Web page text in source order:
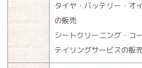
タイヤ・バッテリー・オ
の販売
シートクリーニング・コ
テイリングサービスの販